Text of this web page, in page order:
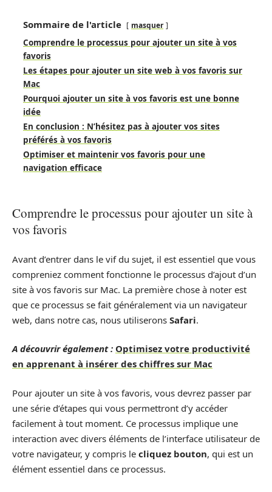
Sommaire de l'article masquer
Comprendre le processus pour ajouter un site à vos
favoris
Les étapes pour ajouter un site web à vos favoris sur
Mac
Pourquoi ajouter un site à vos favoris est une bonne
idée
En conclusion : N’hésitez pas à ajouter vos sites
préférés à vos favoris
Optimiser et maintenir vos favoris pour une
navigation efficace
Comprendre le processus pour ajouter un site à
vos favoris
Avant d’entrer dans le vif du sujet, il est essentiel que vous
compreniez comment fonctionne le processus d’ajout d’un
site à vos favoris sur Mac. La première chose à noter est
que ce processus se fait généralement via un navigateur
web, dans notre cas, nous utiliserons Safari.
A découvrir également : Optimisez votre productivité
en apprenant à insérer des chiffres sur Mac
Pour ajouter un site à vos favoris, vous devrez passer par
une série d’étapes qui vous permettront d’y accéder
facilement à tout moment. Ce processus implique une
interaction avec divers éléments de l’interface utilisateur de
votre navigateur, y compris le cliquez bouton, qui est un
élément essentiel dans ce processus.